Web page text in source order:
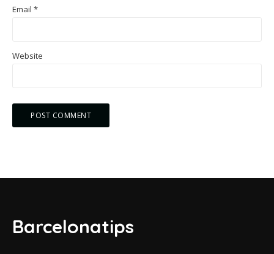
Email *
Website
Barcelonatips